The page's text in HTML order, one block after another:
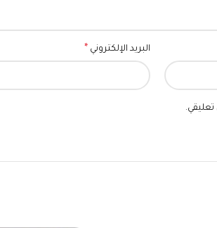
البريد الإلكتروني *
تعليقي.